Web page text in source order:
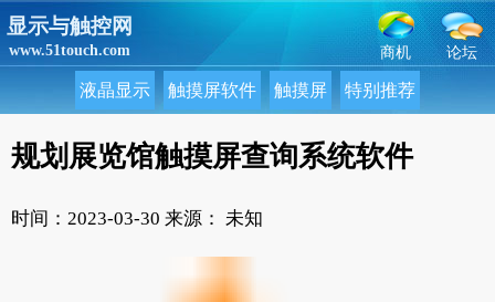
显示与触控网
www.51touch.com 商机 论坛
液晶显示 触摸屏软件 触摸屏 特别推荐
规划展览馆触摸屏查询系统软件
时间：2023-03-30 来源： 未知